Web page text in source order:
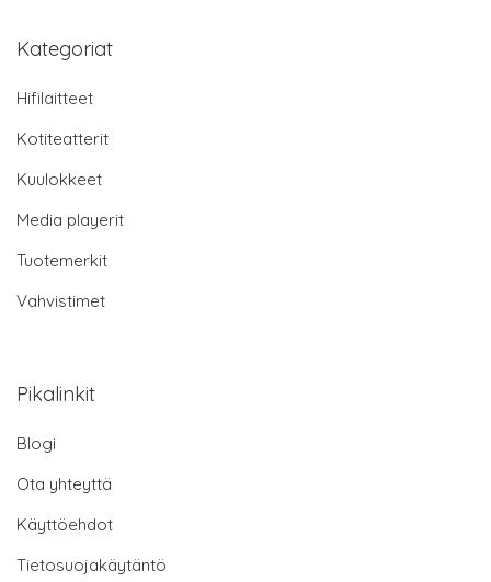
Kategoriat
Hifilaitteet
Kotiteatterit
Kuulokkeet
Media playerit
Tuotemerkit
Vahvistimet
Pikalinkit
Blogi
Ota yhteyttä
Käyttöehdot
Tietosuojakäytäntö